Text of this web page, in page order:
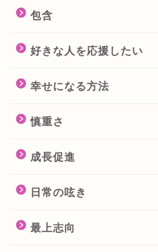
包含
好きな人を応援したい
幸せになる方法
慎重さ
成長促進
日常の呟き
最上志向